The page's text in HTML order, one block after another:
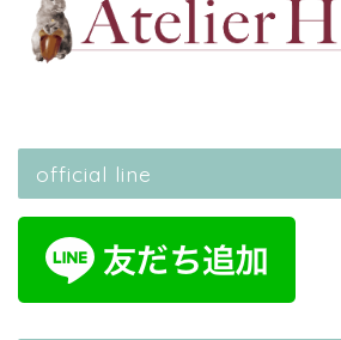
official line